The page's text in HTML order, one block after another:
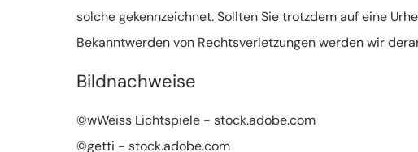
solche gekennzeichnet. Sollten Sie trotzdem auf eine
Bekanntwerden von Rechtsverletzungen werden wir
Bildnachweise
©wWeiss Lichtspiele - stock.adobe.com
©getti - stock.adobe.com